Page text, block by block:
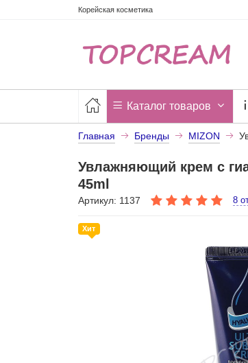
Корейская косметика
Каталог товаров
Главная Бренды MIZON
Увлажняющий крем с
45ml
Артикул: 1137 8
Хит